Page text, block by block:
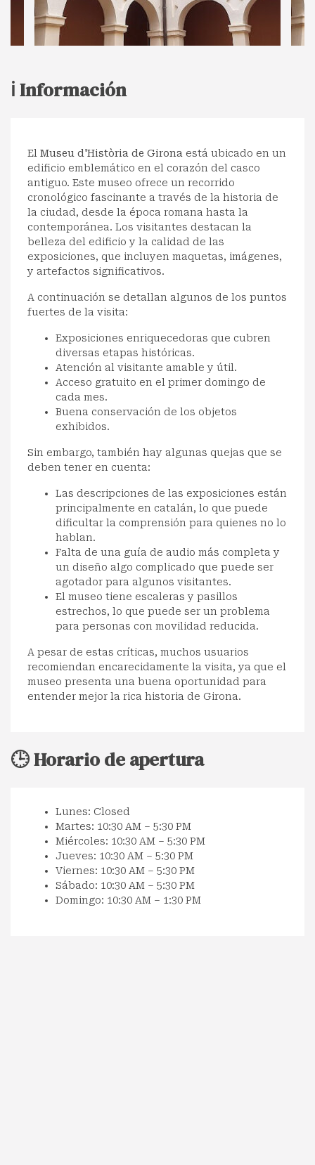
ℹ️ Información
El Museu d'Història de Girona está ubicado en un
edificio emblemático en el corazón del casco
antiguo. Este museo ofrece un recorrido
cronológico fascinante a través de la historia de
la ciudad, desde la época romana hasta la
contemporánea. Los visitantes destacan la
belleza del edificio y la calidad de las
exposiciones, que incluyen maquetas, imágenes,
y artefactos significativos.
A continuación se detallan algunos de los puntos
fuertes de la visita:
Exposiciones enriquecedoras que cubren
diversas etapas históricas.
Atención al visitante amable y útil.
Acceso gratuito en el primer domingo de
cada mes.
Buena conservación de los objetos
exhibidos.
Sin embargo, también hay algunas quejas que se
deben tener en cuenta:
Las descripciones de las exposiciones están
principalmente en catalán, lo que puede
dificultar la comprensión para quienes no lo
hablan.
Falta de una guía de audio más completa y
un diseño algo complicado que puede ser
agotador para algunos visitantes.
El museo tiene escaleras y pasillos
estrechos, lo que puede ser un problema
para personas con movilidad reducida.
A pesar de estas críticas, muchos usuarios
recomiendan encarecidamente la visita, ya que el
museo presenta una buena oportunidad para
entender mejor la rica historia de Girona.
🕒 Horario de apertura
Lunes: Closed
Martes: 10:30 AM – 5:30 PM
Miércoles: 10:30 AM – 5:30 PM
Jueves: 10:30 AM – 5:30 PM
Viernes: 10:30 AM – 5:30 PM
Sábado: 10:30 AM – 5:30 PM
Domingo: 10:30 AM – 1:30 PM